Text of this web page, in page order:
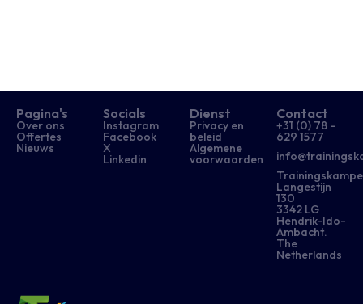
Pagina's
Over ons
Offertes
Nieuws
Socials
Instagram
Facebook
X
Linkedin
Dienst
Privacy en
beleid
Algemene
voorwaarden
Contact
+31 (0) 78 –
629 1577​
Langestijn
130
3342 LG
Hendrik-Ido-
Ambacht.
The
Netherlands